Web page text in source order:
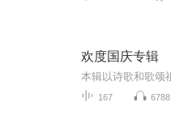
欢度国庆专辑
167 6788